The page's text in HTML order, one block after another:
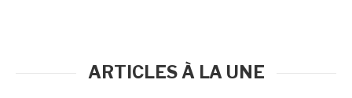
ARTICLES À LA UNE